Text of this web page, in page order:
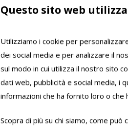
Questo sito web
Utilizziamo i cookie per
dei social media e per analizzare il
sul modo in cui utilizza il nostro sito
dati web, pubblicità e social media, i
informazioni che ha fornito loro o
Scopra di più su chi siamo, come